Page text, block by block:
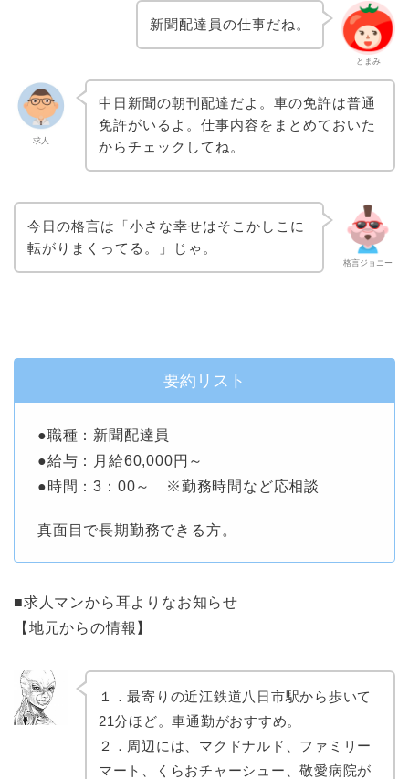
とまみ
新聞配達員の仕事だね。
求人
中日新聞の朝刊配達だよ。車の免許は普通
免許がいるよ。仕事内容をまとめておいた
からチェックしてね。
格言ジョニー
今日の格言は「小さな幸せはそこかしこに
転がりまくってる。」じゃ。
要約リスト
●職種：新聞配達員
●給与：月給60,000円～
●時間：3：00～ ※勤務時間など応相談
真面目で長期勤務できる方。
■求人マンから耳よりなお知らせ
【地元からの情報】
１．最寄りの近江鉄道八日市駅から歩いて
21分ほど。車通勤がおすすめ。
２．周辺には、マクドナルド、ファミリー
マート、くらおチャーシュー、敬愛病院が